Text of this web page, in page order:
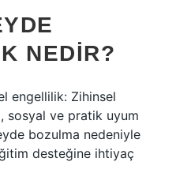
NEDIR?
engellilik: Zihinsel
sosyal ve pratik uyum
bozulma nedeniyle
desteğine ihtiyaç